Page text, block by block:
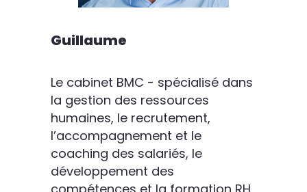
Guillaume
Le cabinet BMC - spécialisé dans
la gestion des ressources
humaines, le recrutement,
l’accompagnement et le
coaching des salariés, le
développement des